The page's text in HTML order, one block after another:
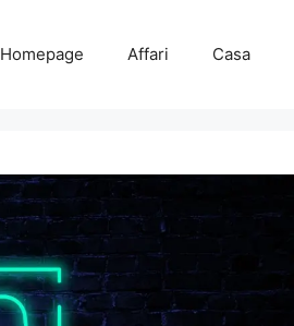
Homepage Affari Casa